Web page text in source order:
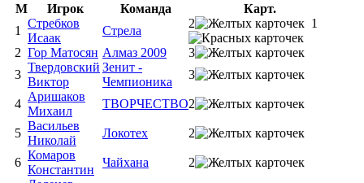
М Игрок Команда
Карт.
1
Стребков
Исаак
Стрела
2 1
2 Гор Матосян Алмаз 2009
3
3
Твердовский
Виктор
Зенит -
Чемпионика
3
4
Аришаков
Михаил
ТВОРЧЕСТВО2
5
Васильев
Николай
Локотех 2
6
Комаров
Константин
Чайхана 2